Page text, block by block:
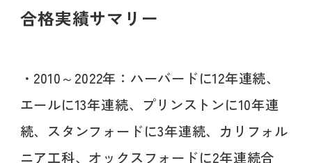
合格実績サマリー
・2010～2022年：ハーバードに12年連続、
エールに13年連続、プリンストンに10年連
続、スタンフォードに3年連続、カリフォル
ニア工科、オックスフォードに2年連続合